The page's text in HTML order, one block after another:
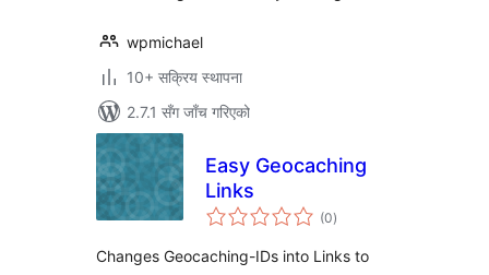
wpmichael
10+ सक्रिय स्थापना
2.7.1 सँग जाँच गरिएको
Easy Geocaching
Links
(0कुल
रेटिङ्गहरू
)
Changes Geocaching-IDs into Links to